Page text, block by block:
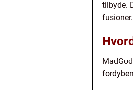
tilbyde.
fusioner.